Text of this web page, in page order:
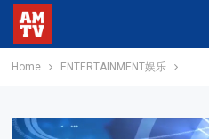
Home ENTERTAINMENT娱乐